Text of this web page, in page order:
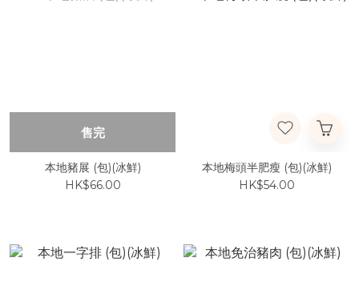
售完
本地豬展 (包)(冰鮮)
HK$66.00
本地梅頭半肥瘦 (包)(冰鮮)
HK$54.00